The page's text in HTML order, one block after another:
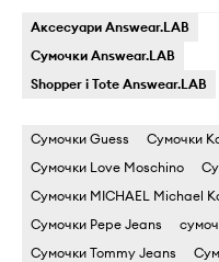
Аксесуари Answear.LAB
Сумочки Answear.LAB
Shopper і Tote Answear.LAB
Сумочки Guess Сумочки
Сумочки Love Moschino
Сумочки MICHAEL Michael
Сумочки Pepe Jeans
Сумочки Tommy Jeans